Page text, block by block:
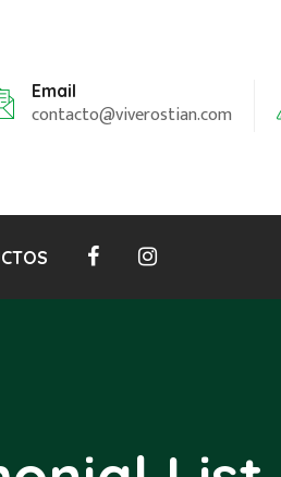
Email
contacto@viverostian.com